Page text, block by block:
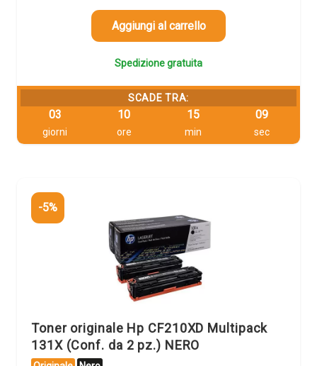
era:
134,52 €.
Aggiungi al carrello
Spedizione gratuita
SCADE TRA:
03
giorni
10
ore
15
min
09
sec
-5%
Toner originale Hp CF210XD Multipack
131X (Conf. da 2 pz.) NERO